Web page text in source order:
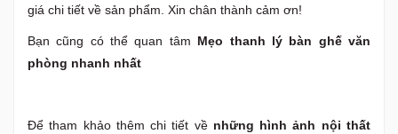
giá chi tiết về sản phẩm. Xin chân thành cảm ơn!
Bạn cũng có thể quan tâm Mẹo thanh lý bàn ghế văn
phòng nhanh nhất
Để tham khảo thêm chi tiết về những hình ảnh nội thất